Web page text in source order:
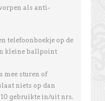
als anti-
telefoonboekje op de
kleine ballpoint
mee sturen of
niets op dan
gebruikte in/uit nrs.